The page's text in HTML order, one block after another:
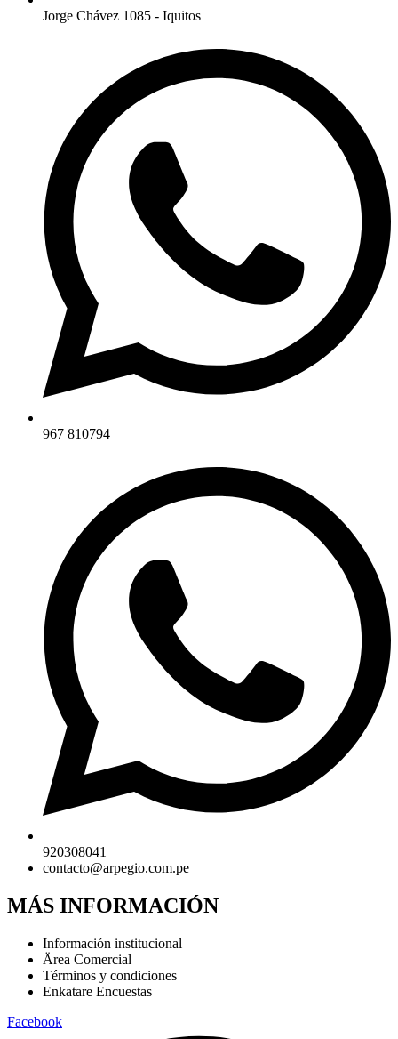
Jorge Chávez 1085 - Iquitos
967 810794
920308041
contacto@arpegio.com.pe
MÁS INFORMACIÓN
Información institucional
Ärea Comercial
Términos y condiciones
Enkatare Encuestas
Facebook